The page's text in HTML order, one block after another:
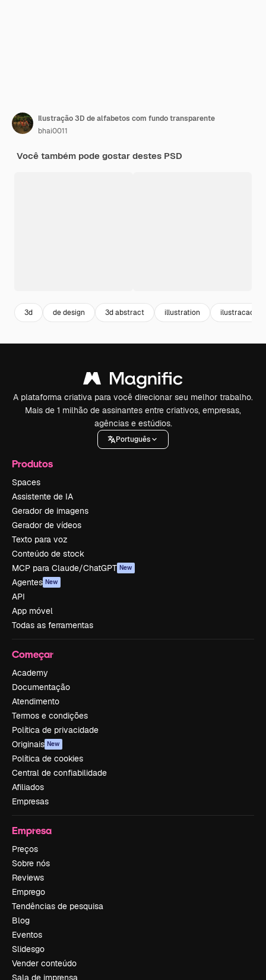
Ilustração 3D de alfabetos com fundo transparente
bhai0011
Você também pode gostar destes PSD
3d de design 3d abstract illustration ilustracao
A plataforma criativa para você direcionar seu melhor trabalho.
Mais de 1 milhão de assinantes entre criativos, empresas,
agências e estúdios.
Português
Produtos
Spaces
Assistente de IA
Gerador de imagens
Gerador de vídeos
Texto para voz
Conteúdo de stock
MCP para Claude/ChatGPT New
Agentes New
API
App móvel
Todas as ferramentas
Começar
Academy
Documentação
Atendimento
Termos e condições
Política de privacidade
Originais New
Política de cookies
Central de confiabilidade
Afiliados
Empresas
Empresa
Preços
Sobre nós
Reviews
Emprego
Tendências de pesquisa
Blog
Eventos
Slidesgo
Vender conteúdo
Sala de imprensa